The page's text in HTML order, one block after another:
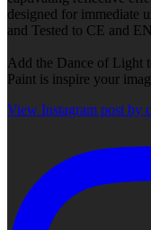
designed for immediate
and Tested to CE and
Add the Dance of Light
Paint is inspire your
View Instagram post by